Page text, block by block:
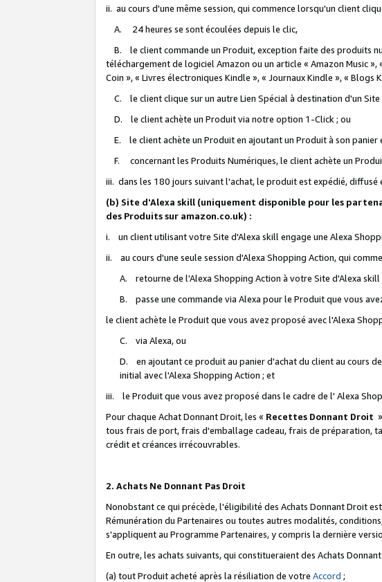
ii. au cours d'une même session, qui commence lorsqu'un client
A. 24 heures se sont écoulées depuis le clic,
B. le client commande un Produit, exception faite des produits
téléchargement de logiciel Amazon ou un article « Amazon Music »,
Coin », « Livres électroniques Kindle », « Journaux Kindle », «
C. le client clique sur un autre Lien Spécial à destination d'un Site
D. le client achète un Produit via notre option 1-Click ; ou
E. le client achète un Produit en ajoutant un Produit à son panier
F. concernant les Produits Numériques, le client achète un
iii. dans les 180 jours suivant l'achat, le produit est expédié,
(b) Site d'Alexa skill (uniquement disponible pour les
des Produits sur amazon.co.uk) :
i. un client utilisant votre Site d'Alexa skill engage une Alexa
ii. au cours d'une seule session d'Alexa Shopping Action, qui
A. retourne de l'Alexa Shopping Action à votre Site d'Alexa
B. passe une commande via Alexa pour le Produit que vous
le client achète le Produit que vous avez proposé avec l'Alexa
C. via Alexa, ou
D. en ajoutant ce produit au panier d'achat du client au cours
initial avec l'Alexa Shopping Action ; et
iii. le Produit que vous avez proposé dans le cadre de l' Alexa
Pour chaque Achat Donnant Droit, les « Recettes Donnant Droit
tous frais de port, frais d'emballage cadeau, frais de préparation,
crédit et créances irrécouvrables.
2. Achats Ne Donnant Pas Droit
Nonobstant ce qui précède, l'éligibilité des Achats Donnant Droit
Rémunération du Partenaires ou toutes autres modalités,
s'appliquent au Programme Partenaires, y compris la dernière
En outre, les achats suivants, qui constitueraient des Achats
(a) tout Produit acheté après la résiliation de votre Accord ;